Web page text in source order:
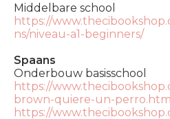
Middelbare school
https://
ns/niveau-a1-beginners/
Spaans
Onderbouw basisschool
https://
brown-quiere-un-perro.html
https://